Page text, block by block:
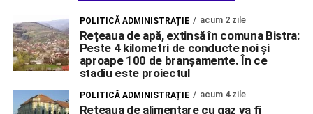
POLITICĂ ADMINISTRAȚIE acum 2 zile
Rețeaua de apă, extinsă în comuna Bistra:
Peste 4 kilometri de conducte noi și
aproape 100 de branșamente. În ce
stadiu este proiectul
POLITICĂ ADMINISTRAȚIE acum 4 zile
Rețeaua de alimentare cu gaz va fi